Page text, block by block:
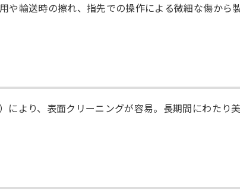
や輸送時の擦れ、指先での操作による微細な傷から
より、表面クリーニングが容易。長期間にわたり